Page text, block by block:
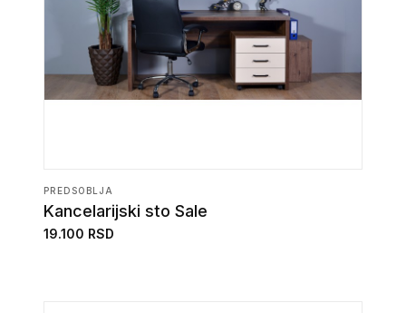
PREDSOBLJA
Kancelarijski sto Sale
19.100 RSD